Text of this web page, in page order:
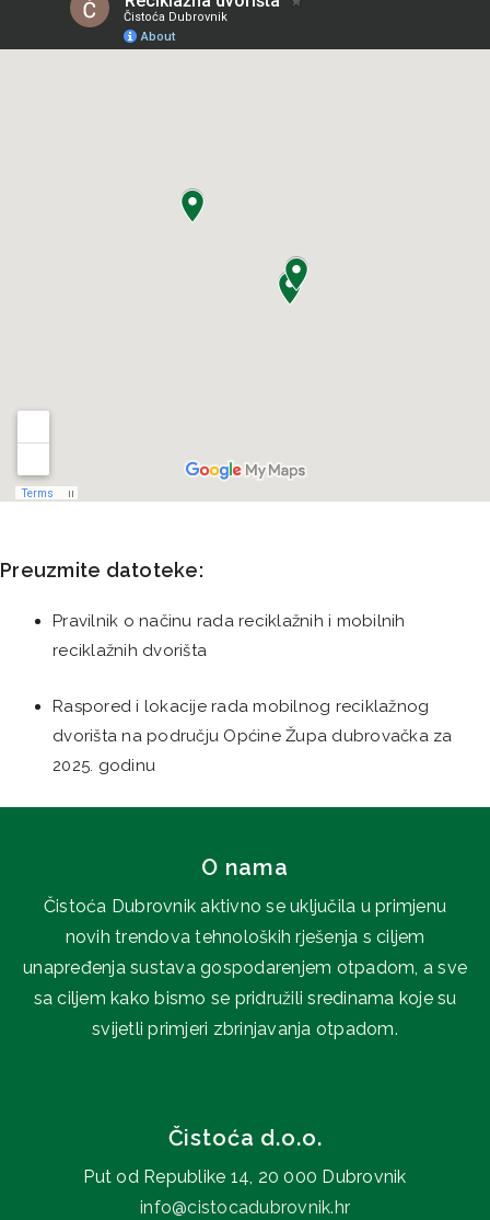
Preuzmite datoteke:
Pravilnik o načinu rada reciklažnih i mobilnih
reciklažnih dvorišta
Raspored i lokacije rada mobilnog reciklažnog
dvorišta na području Općine Župa dubrovačka za
2025. godinu
O nama
Čistoća Dubrovnik aktivno se uključila u primjenu
novih trendova tehnoloških rješenja s ciljem
unapređenja sustava gospodarenjem otpadom, a sve
sa ciljem kako bismo se pridružili sredinama koje su
svijetli primjeri zbrinjavanja otpadom.
Čistoća d.o.o.
Put od Republike 14, 20 000 Dubrovnik
info@cistocadubrovnik.hr